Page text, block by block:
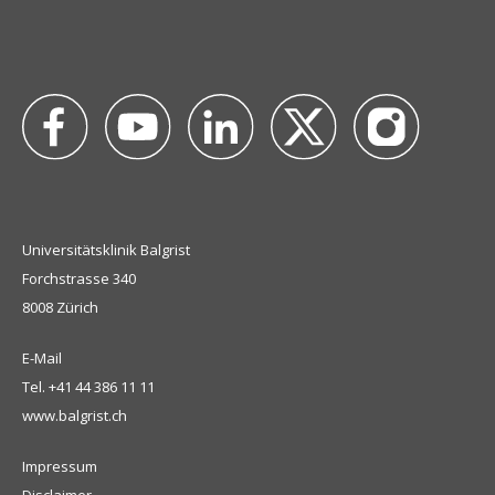
Universitätsklinik Balgrist
Forchstrasse 340
8008 Zürich
E-Mail
Tel. +41 44 386 11 11
www.balgrist.ch
Impressum